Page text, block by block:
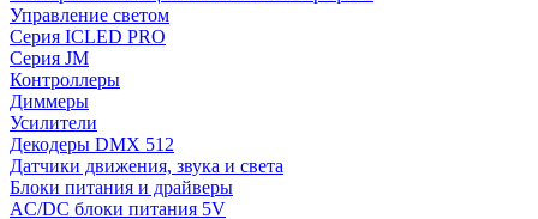
Управление светом
Серия ICLED PRO
Серия JM
Контроллеры
Диммеры
Усилители
Декодеры DMX 512
Датчики движения, звука и света
Блоки питания и драйверы
AC/DC блоки питания 5V